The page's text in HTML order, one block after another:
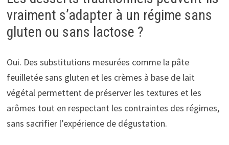
vraiment s’adapter à un régime sans
gluten ou sans lactose ?
Oui. Des substitutions mesurées comme la pâte
feuilletée sans gluten et les crèmes à base de lait
végétal permettent de préserver les textures et les
arômes tout en respectant les contraintes des régimes,
sans sacrifier l’expérience de dégustation.